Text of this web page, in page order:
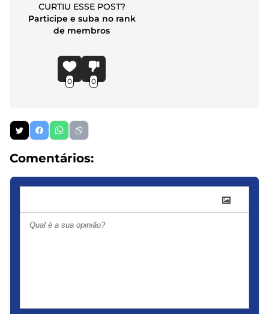
CURTIU ESSE POST?
Participe e suba no rank
de membros
0 0
Comentários: